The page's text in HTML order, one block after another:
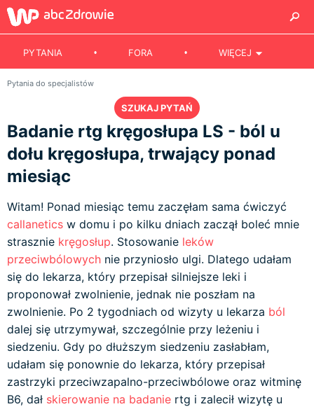
PYTANIA FORA WIĘCEJ
Pytania do specjalistów
SZUKAJ PYTAŃ
Badanie rtg kręgosłupa LS - ból u
dołu kręgosłupa, trwający ponad
miesiąc
Witam! Ponad miesiąc temu zaczęłam sama ćwiczyć
callanetics w domu i po kilku dniach zaczął boleć mnie
strasznie kręgosłup. Stosowanie leków
przeciwbólowych nie przyniosło ulgi. Dlatego udałam
się do lekarza, który przepisał silniejsze leki i
proponował zwolnienie, jednak nie poszłam na
zwolnienie. Po 2 tygodniach od wizyty u lekarza ból
dalej się utrzymywał, szczególnie przy leżeniu i
siedzeniu. Gdy po dłuższym siedzeniu zasłabłam,
udałam się ponownie do lekarza, który przepisał
zastrzyki przeciwzapalno-przeciwbólowe oraz witminę
B6, dał skierowanie na badanie rtg i zalecił wizytę u